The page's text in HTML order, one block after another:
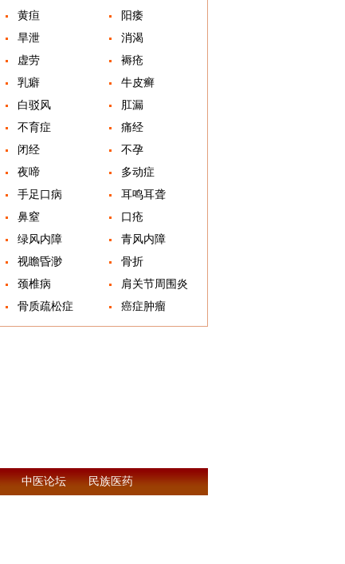
黄疸
阳痿
旱泄
消渴
虚劳
褥疮
乳癖
牛皮癣
白驳风
肛漏
不育症
痛经
闭经
不孕
夜啼
多动症
手足口病
耳鸣耳聋
鼻窒
口疮
绿风内障
青风内障
视瞻昏渺
骨折
颈椎病
肩关节周围炎
骨质疏松症
癌症肿瘤
中医论坛 民族医药